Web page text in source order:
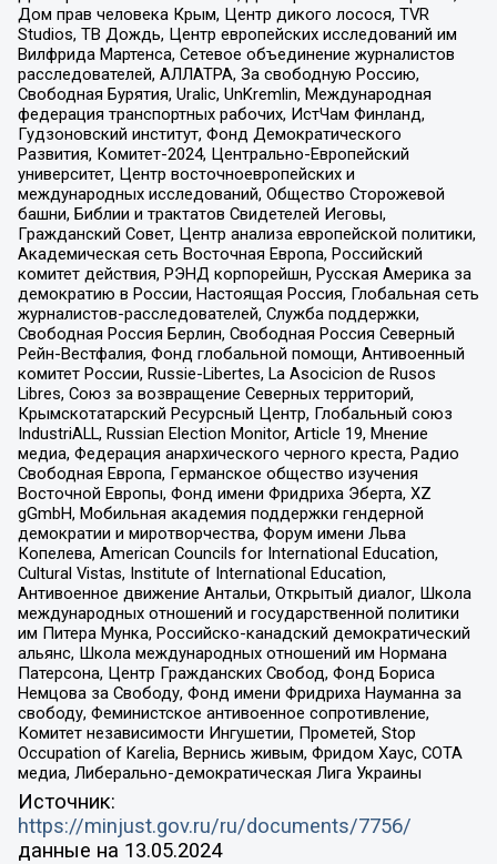
Дом прав человека Крым, Центр дикого лосося, TVR
Studios, ТВ Дождь, Центр европейских исследований им
Вилфрида Мартенса, Сетевое объединение журналистов
расследователей, АЛЛАТРА, За свободную Россию,
Свободная Бурятия, Uralic, UnKremlin, Международная
федерация транспортных рабочих, ИстЧам Финланд,
Гудзоновский институт, Фонд Демократического
Развития, Комитет-2024, Центрально-Европейский
университет, Центр восточноевропейских и
международных исследований, Общество Сторожевой
башни, Библии и трактатов Свидетелей Иеговы,
Гражданский Совет, Центр анализа европейской политики,
Академическая сеть Восточная Европа, Российский
комитет действия, РЭНД корпорейшн, Русская Америка за
демократию в России, Настоящая Россия, Глобальная сеть
журналистов-расследователей, Служба поддержки,
Свободная Россия Берлин, Свободная Россия Северный
Рейн-Вестфалия, Фонд глобальной помощи, Антивоенный
комитет России, Russie-Libertes, La Asocicion de Rusos
Libres, Союз за возвращение Северных территорий,
Крымскотатарский Ресурсный Центр, Глобальный союз
IndustriALL, Russian Election Monitor, Article 19, Мнение
медиа, Федерация анархического черного креста, Радио
Свободная Европа, Германское общество изучения
Восточной Европы, Фонд имени Фридриха Эберта, XZ
gGmbH, Мобильная академия поддержки гендерной
демократии и миротворчества, Форум имени Льва
Копелева, American Councils for International Education,
Cultural Vistas, Institute of International Education,
Антивоенное движение Антальи, Открытый диалог, Школа
международных отношений и государственной политики
им Питера Мунка, Российско-канадский демократический
альянс, Школа международных отношений им Нормана
Патерсона, Центр Гражданских Свобод, Фонд Бориса
Немцова за Свободу, Фонд имени Фридриха Науманна за
свободу, Феминистское антивоенное сопротивление,
Комитет независимости Ингушетии, Прометей, Stop
Occupation of Karelia, Вернись живым, Фридом Хаус, СОТА
медиа, Либерально-демократическая Лига Украины
Источник:
https://minjust.gov.ru/ru/documents/7756/
данные на 13.05.2024